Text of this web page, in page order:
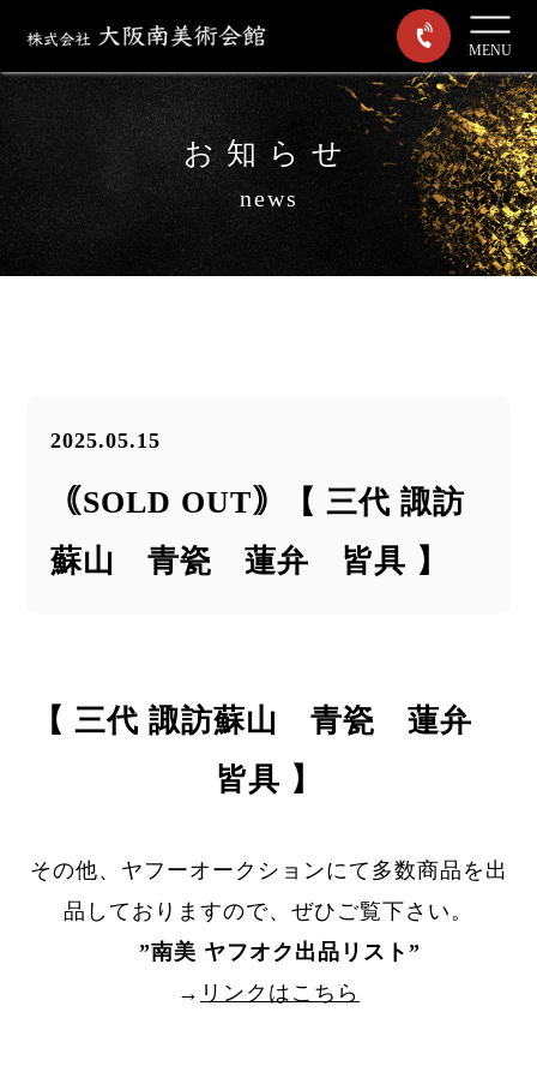
MENU
お知らせ
news
2025.05.15
｟SOLD OUT｠【 三代 諏訪
蘇山 青瓷 蓮弁 皆具 】
【 三代 諏訪蘇山 青瓷 蓮弁
皆具 】
その他、ヤフーオークションにて多数商品を出
品しておりますので、ぜひご覧下さい。
”南美 ヤフオク出品リスト ”
→ リンクはこちら